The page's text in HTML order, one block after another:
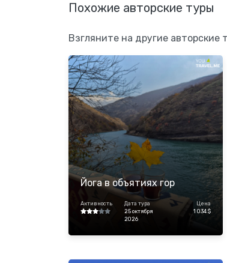
Похожие авторские туры
Взгляните на другие авторские
Йога в объятиях гор
Активность
Дата тура
25 октября
2026
Цена
1 034 $